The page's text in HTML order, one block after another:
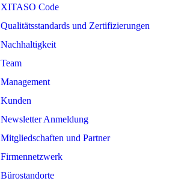
XITASO Code
Qualitätsstandards und Zertifizierungen
Nachhaltigkeit
Team
Management
Kunden
Newsletter Anmeldung
Mitgliedschaften und Partner
Firmennetzwerk
Bürostandorte